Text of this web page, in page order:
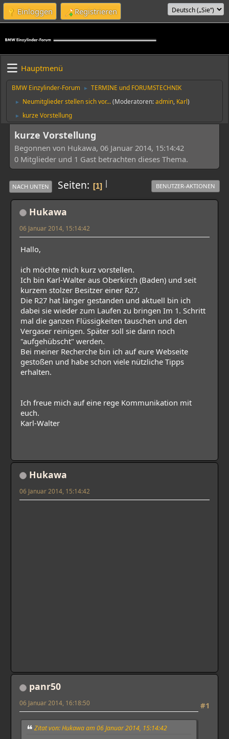
Einloggen Registrieren
Hauptmenü
BMW Einzylinder-Forum ► TERMINE und FORUMSTECHNIK
► Neumitglieder stellen sich vor...(Moderatoren:admin Karl)
► kurze Vorstellung
kurze Vorstellung
Begonnen von Hukawa, 06 Januar 2014, 15:14:42
0 Mitglieder und 1 Gast betrachten dieses Thema.
|
NACH UNTEN Seiten 1 BENUTZER-AKTIONEN
Hukawa
06 Januar 2014, 15:14:42
Hallo,
ich möchte mich kurz vorstellen.
Ich bin Karl-Walter aus Oberkirch (Baden) und seit
kurzem stolzer Besitzer einer R27.
Die R27 hat länger gestanden und aktuell bin ich
dabei sie wieder zum Laufen zu bringen Im 1. Schritt
mal die ganzen Flüssigkeiten tauschen und den
Vergaser reinigen. Später soll sie dann noch
"aufgehübscht" werden.
Bei meiner Recherche bin ich auf eure Webseite
gestoßen und habe schon viele nützliche Tipps
erhalten.
Ich freue mich auf eine rege Kommunikation mit
euch.
Karl-Walter
Hukawa
06 Januar 2014, 15:14:42
panr50
#1
06 Januar 2014, 16:18:50
Zitat von: Hukawa am 06 Januar 2014, 15:14:42